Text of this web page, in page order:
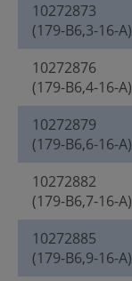
10272873
(179-B6,3-16-A)
10272876
(179-B6,4-16-A)
10272879
(179-B6,6-16-A)
10272882
(179-B6,7-16-A)
10272885
(179-B6,9-16-A)